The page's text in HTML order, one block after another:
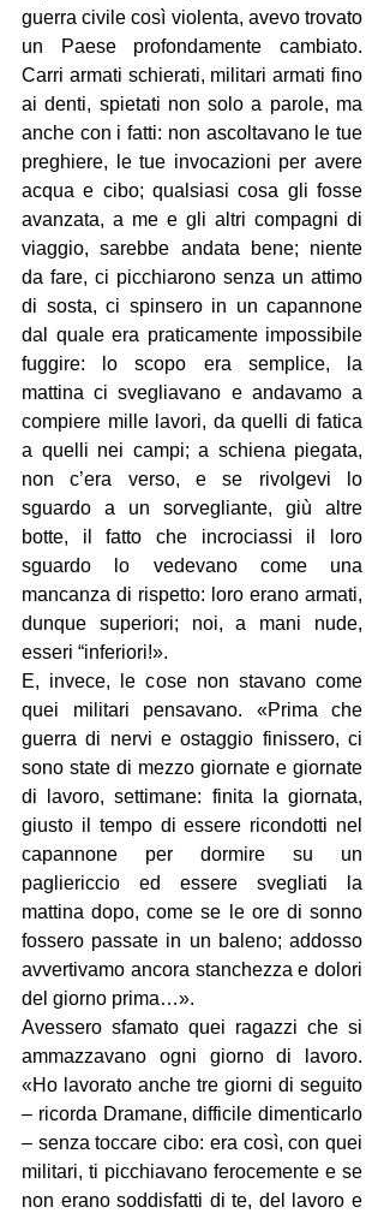
guerra civile così violenta, avevo trovato
un Paese profondamente cambiato.
Carri armati schierati, militari armati fino
ai denti, spietati non solo a parole, ma
anche con i fatti: non ascoltavano le tue
preghiere, le tue invocazioni per avere
acqua e cibo; qualsiasi cosa gli fosse
avanzata, a me e gli altri compagni di
viaggio, sarebbe andata bene; niente
da fare, ci picchiarono senza un attimo
di sosta, ci spinsero in un capannone
dal quale era praticamente impossibile
fuggire: lo scopo era semplice, la
mattina ci svegliavano e andavamo a
compiere mille lavori, da quelli di fatica
a quelli nei campi; a schiena piegata,
non c’era verso, e se rivolgevi lo
sguardo a un sorvegliante, giù altre
botte, il fatto che incrociassi il loro
sguardo lo vedevano come una
mancanza di rispetto: loro erano armati,
dunque superiori; noi, a mani nude,
esseri “inferiori!».
E, invece, le cose non stavano come
quei militari pensavano. «Prima che
guerra di nervi e ostaggio finissero, ci
sono state di mezzo giornate e giornate
di lavoro, settimane: finita la giornata,
giusto il tempo di essere ricondotti nel
capannone per dormire su un
pagliericcio ed essere svegliati la
mattina dopo, come se le ore di sonno
fossero passate in un baleno; addosso
avvertivamo ancora stanchezza e dolori
del giorno prima…».
Avessero sfamato quei ragazzi che si
ammazzavano ogni giorno di lavoro.
«Ho lavorato anche tre giorni di seguito
– ricorda Dramane, difficile dimenticarlo
– senza toccare cibo: era così, con quei
militari, ti picchiavano ferocemente e se
non erano soddisfatti di te, del lavoro e